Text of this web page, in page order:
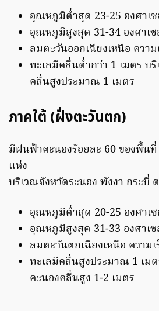
อุณหภูมิต่ำสุด 23-25 องศาเ
อุณหภูมิสูงสุด 31-34 องศาเซ
ลมตะวันออกเฉียงเหนือ ควา
ทะเลมีคลื่นต่ำกว่า 1 เมตร
คลื่นสูงประมาณ 1 เมตร
ภาคใต้ (ฝั่งตะวันตก)
มีฝนฟ้าคะนองร้อยละ 60 ของพื้น
แห่ง
บริเวณจังหวัดระนอง พังงา กระบี่
อุณหภูมิต่ำสุด 20-25 องศาเ
อุณหภูมิสูงสุด 31-33 องศาเซ
ลมตะวันตกเฉียงเหนือ ความ
ทะเลมีคลื่นสูงประมาณ 1 เม
คะนองคลื่นสูง 1-2 เมตร